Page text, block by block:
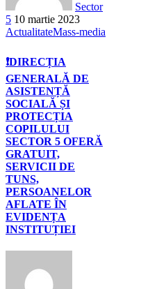
Sector
5 10 martie 2023
ActualitateMass-media
❗DIRECȚIA
GENERALĂ DE
ASISTENȚĂ
SOCIALĂ ȘI
PROTECȚIA
COPILULUI
SECTOR 5 OFERĂ
GRATUIT,
SERVICII DE
TUNS,
PERSOANELOR
AFLATE ÎN
EVIDENȚA
INSTITUȚIEI